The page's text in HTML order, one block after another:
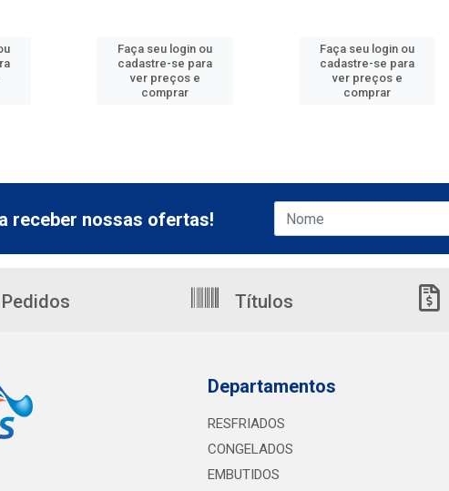
Faça seu login ou
cadastre-se para
ver preços e
comprar
Faça seu login ou
cadastre-se para
ver preços e
comprar
receber nossas ofertas!
Títulos
Departamentos
RESFRIADOS
CONGELADOS
EMBUTIDOS